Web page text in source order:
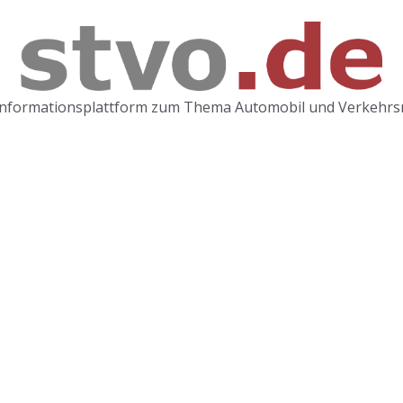
zum Thema Automobil und